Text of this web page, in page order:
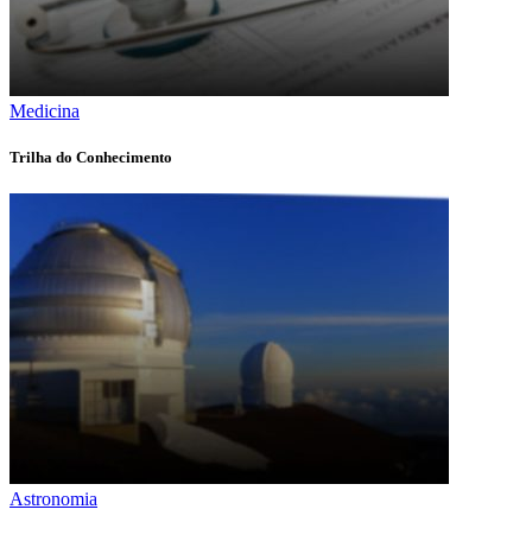
Medicina
Trilha do Conhecimento
Astronomia